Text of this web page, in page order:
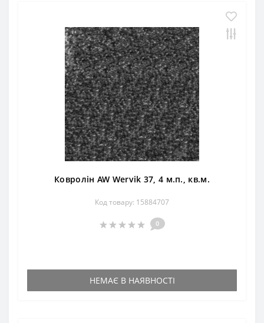
Ковролін AW Wervik 37, 4 м.п., кв.м.
Код товару: 15884707
0
НЕМАЄ В НАЯВНОСТІ